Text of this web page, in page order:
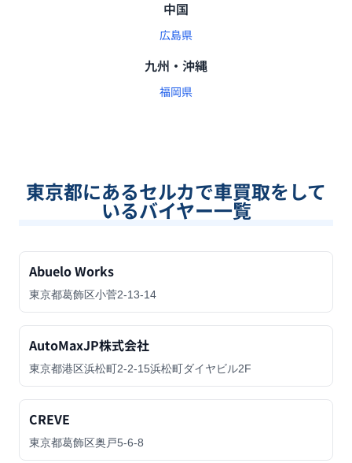
中国
広島県
九州・沖縄
福岡県
東京都にあるセルカで車買取をして
いるバイヤー一覧
Abuelo Works
東京都葛飾区小菅2-13-14
AutoMaxJP株式会社
東京都港区浜松町2-2-15浜松町ダイヤビル2F
CREVE
東京都葛飾区奥戸5-6-8